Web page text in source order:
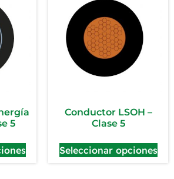
5
Conductor LSOH –
Clase 5
Seleccionar opciones